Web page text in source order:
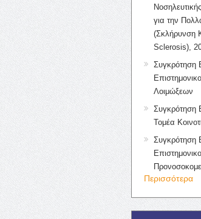
για την
(Σκλήρυνση
Sclerosis),
Συγκρότηση
Λοιμώξεων
Συγκρότηση
Τομέα
Συγκρότηση
Περισσότερα